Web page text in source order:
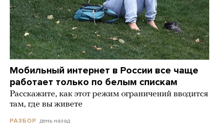
Мобильный интернет в России все чаще
работает только по белым спискам
Расскажите, как этот режим ограничений вводится
там, где вы живете
РАЗБОР день назад